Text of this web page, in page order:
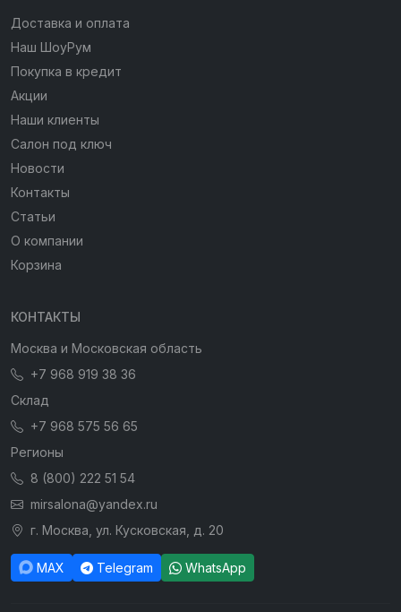
Доставка и оплата
Наш ШоуРум
Покупка в кредит
Акции
Наши клиенты
Салон под ключ
Новости
Контакты
Статьи
О компании
Корзина
КОНТАКТЫ
Москва и Московская область
+7 968 919 38 36
Склад
+7 968 575 56 65
Регионы
8 (800) 222 51 54
mirsalona@yandex.ru
г. Москва, ул. Кусковская, д. 20
MAX Telegram WhatsApp